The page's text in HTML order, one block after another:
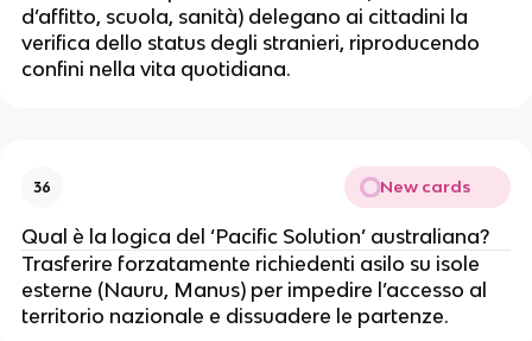
d’affitto, scuola, sanità) delegano ai cittadini la
verifica dello status degli stranieri, riproducendo
confini nella vita quotidiana.
36 New cards
Qual è la logica del ‘Pacific Solution’ australiana?
Trasferire forzatamente richiedenti asilo su isole
esterne (Nauru, Manus) per impedire l’accesso al
territorio nazionale e dissuadere le partenze.